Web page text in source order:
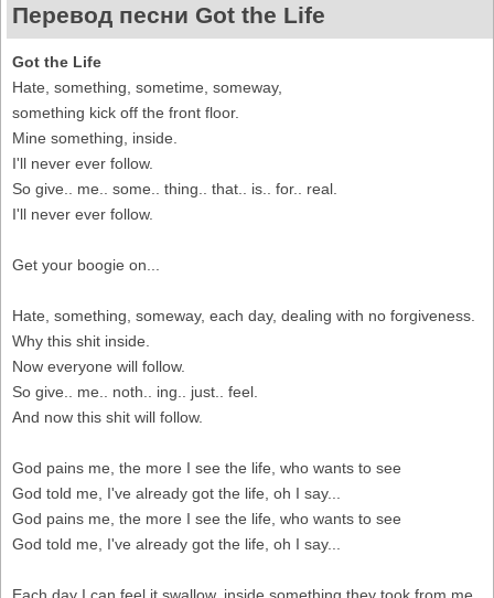
Перевод песни Got the Life
Got the Life
Hate, something, sometime, someway,
something kick off the front floor.
Mine something, inside.
I'll never ever follow.
So give.. me.. some.. thing.. that.. is.. for.. real.
I'll never ever follow.
Get your boogie on...
Hate, something, someway, each day, dealing with no forgiveness.
Why this shit inside.
Now everyone will follow.
So give.. me.. noth.. ing.. just.. feel.
And now this shit will follow.
God pains me, the more I see the life, who wants to see
God told me, I've already got the life, oh I say...
God pains me, the more I see the life, who wants to see
God told me, I've already got the life, oh I say...